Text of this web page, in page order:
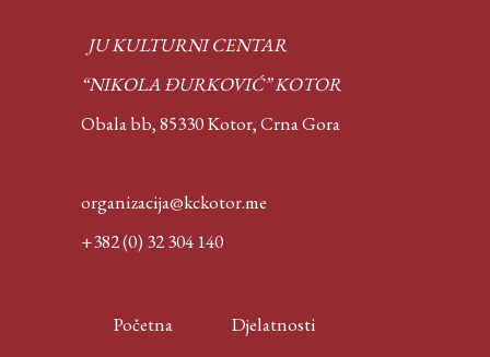
JU KULTURNI CENTAR
“NIKOLA ĐURKOVIĆ” KOTOR
Obala bb, 85330 Kotor,Crna Gora
organizacija@kckotor.me
+382 (0) 32 304 140
Početna Djelatnosti